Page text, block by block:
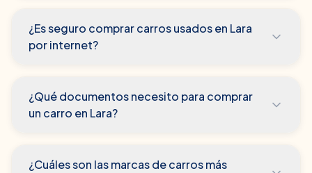
¿Es seguro comprar carros usados en Lara
por internet?
¿Qué documentos necesito para comprar
un carro en Lara?
¿Cuáles son las marcas de carros más